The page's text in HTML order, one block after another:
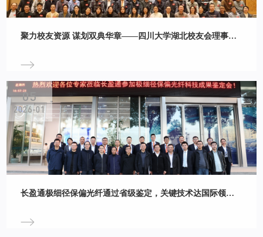
聚力校友资源 谋划双典华章——四川大学湖北校友会理事会2025总结大会暨2026新春团拜会顺利召开
05
2026-01
长盈通极细径保偏光纤通过省级鉴定，关键技术达国际领先水平